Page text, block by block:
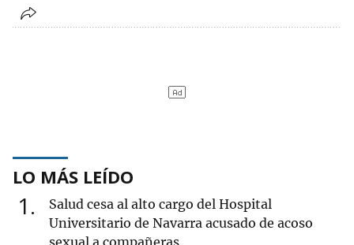
LO MÁS LEÍDO
1
Salud cesa al alto cargo del Hospital
Universitario de Navarra acusado de acoso